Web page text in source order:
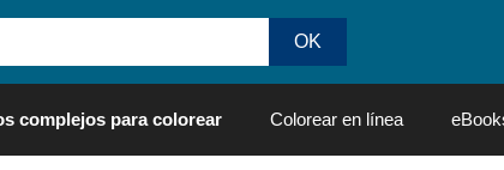
complejos para colorear Colorear en línea